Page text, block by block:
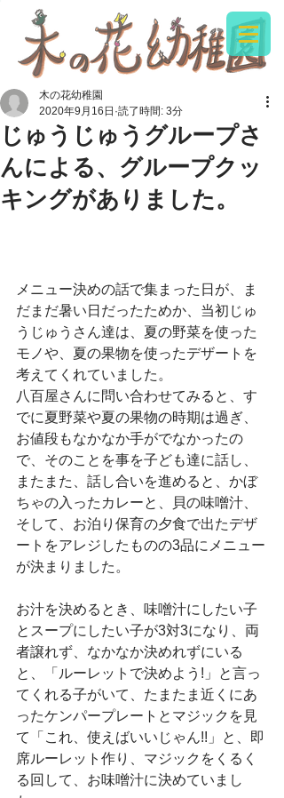
じゅうじゅうグループさ
んによる、グループクッ
キングがありました。
木の花幼稚園
2020年9月16日 読了時間: 3分
メニュー決めの話で集まった日が、ま
だまだ暑い日だったためか、当初じゅ
うじゅうさん達は、夏の野菜を使った
モノや、夏の果物を使ったデザートを
考えてくれていました。
八百屋さんに問い合わせてみると、す
でに夏野菜や夏の果物の時期は過ぎ、
お値段もなかなか手がでなかったの
で、そのことを事を子ども達に話し、
またまた、話し合いを進めると、かぼ
ちゃの入ったカレーと、貝の味噌汁、
そして、お泊り保育の夕食で出たデザ
ートをアレジしたものの3品にメニュー
が決まりました。
お汁を決めるとき、味噌汁にしたい子
とスープにしたい子が3対3になり、両
者譲れず、なかなか決めれずにいる
と、「ルーレットで決めよう!」と言っ
てくれる子がいて、たまたま近くにあ
ったケンパープレートとマジックを見
て「これ、使えばいいじゃん!!」と、即
席ルーレット作り、マジックをくるく
る回して、お味噌汁に決めていまし